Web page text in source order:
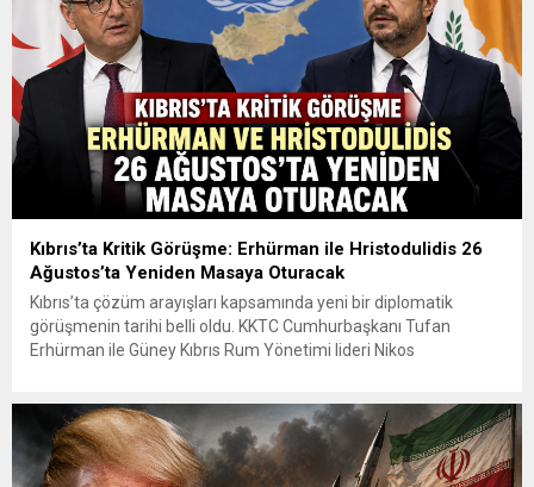
Kıbrıs’ta Kritik Görüşme: Erhürman ile Hristodulidis 26
Ağustos’ta Yeniden Masaya Oturacak
Kıbrıs’ta çözüm arayışları kapsamında yeni bir diplomatik
görüşmenin tarihi belli oldu. KKTC Cumhurbaşkanı Tufan
Erhürman ile Güney Kıbrıs Rum Yönetimi lideri Nikos
saat 16.00’da yapılması planlanıyor. Yeni görüşme, BM Genel
Sekreteri António Guterres’in temmuz ayının sonunda...